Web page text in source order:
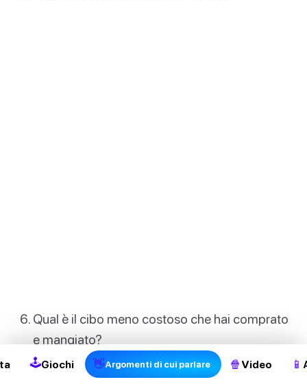
Qual è il cibo meno costoso che hai comprato
e mangiato?
Pensi di poter essere vegetariano?
🕹Giochi 👋Argomenti di cui parlare 🍿 Video 📱